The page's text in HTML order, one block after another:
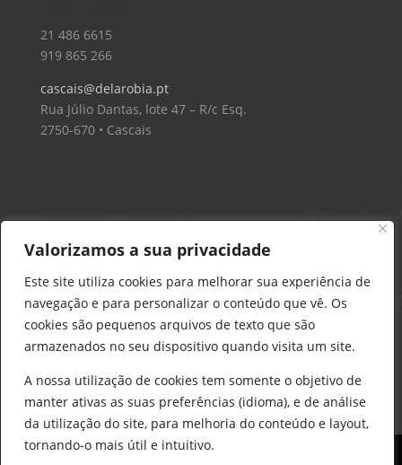
Valorizamos a sua privacidade
Este site utiliza cookies para melhorar sua experiência de
navegação e para personalizar o conteúdo que vê. Os
cookies são pequenos arquivos de texto que são
armazenados no seu dispositivo quando visita um site.
A nossa utilização de cookies tem somente o objetivo de
manter ativas as suas preferências (idioma), e de análise
da utilização do site, para melhoria do conteúdo e layout,
tornando-o mais útil e intuitivo.
21 486 6615
919 865 266
cascais@delarobia.pt
Rua Júlio Dantas, lote 47 – R/c Esq.
2750-670 • Cascais
Delarobia – Construção
912 441 514
construcao@delarobia.pt
R. António Andrade, 1171
2820-287 • Charneca de Caparica